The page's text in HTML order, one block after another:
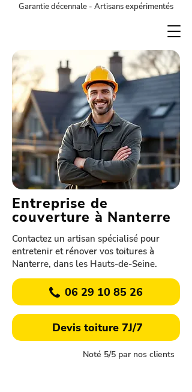
Garantie décennale - Artisans expérimentés
Entreprise de
couverture à Nanterre
Contactez un artisan spécialisé pour
entretenir et rénover vos toitures à
Nanterre, dans les Hauts-de-Seine.
06 29 10 85 26
Devis toiture 7J/7
Noté 5/5 par nos clients